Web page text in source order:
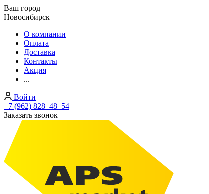
Ваш город
Новосибирск
О компании
Оплата
Доставка
Контакты
Акция
...
Войти
+7 (962) 828‒48‒54
Заказать звонок